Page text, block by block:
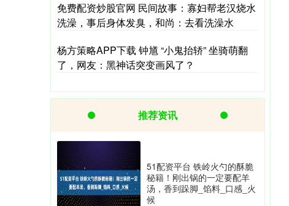
免费配资炒股官网 民间故事：寡妇帮老汉烧水
洗澡，事后身体发臭，和尚：去看洗澡水
杨方策略APP下载 钟馗 “小鬼抬轿” 坐骑萌翻
了，网友：黑神话突变画风了？
推荐资讯
51配资平台 铁岭火勺的酥脆
秘籍！刚出锅的一定要配羊
汤，香到跺脚_馅料_口感_火
候